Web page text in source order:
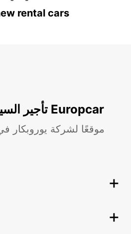
rental cars
تأجير السيارات في قطر مع Europcar
موقعًا لشركة يوروبكار